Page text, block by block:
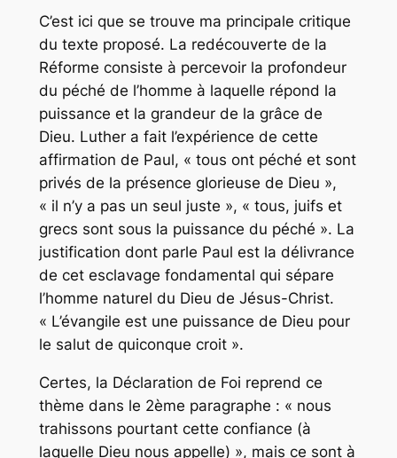
C’est ici que se trouve ma principale critique
du texte proposé. La redécouverte de la
Réforme consiste à percevoir la profondeur
du péché de l’homme à laquelle répond la
puissance et la grandeur de la grâce de
Dieu. Luther a fait l’expérience de cette
affirmation de Paul, « tous ont péché et sont
privés de la présence glorieuse de Dieu »,
« il n’y a pas un seul juste », « tous, juifs et
grecs sont sous la puissance du péché ». La
justification dont parle Paul est la délivrance
de cet esclavage fondamental qui sépare
l’homme naturel du Dieu de Jésus-Christ.
« L’évangile est une puissance de Dieu pour
le salut de quiconque croit ».
Certes, la Déclaration de Foi reprend ce
thème dans le 2ème paragraphe : « nous
trahissons pourtant cette confiance (à
laquelle Dieu nous appelle) », mais ce sont à